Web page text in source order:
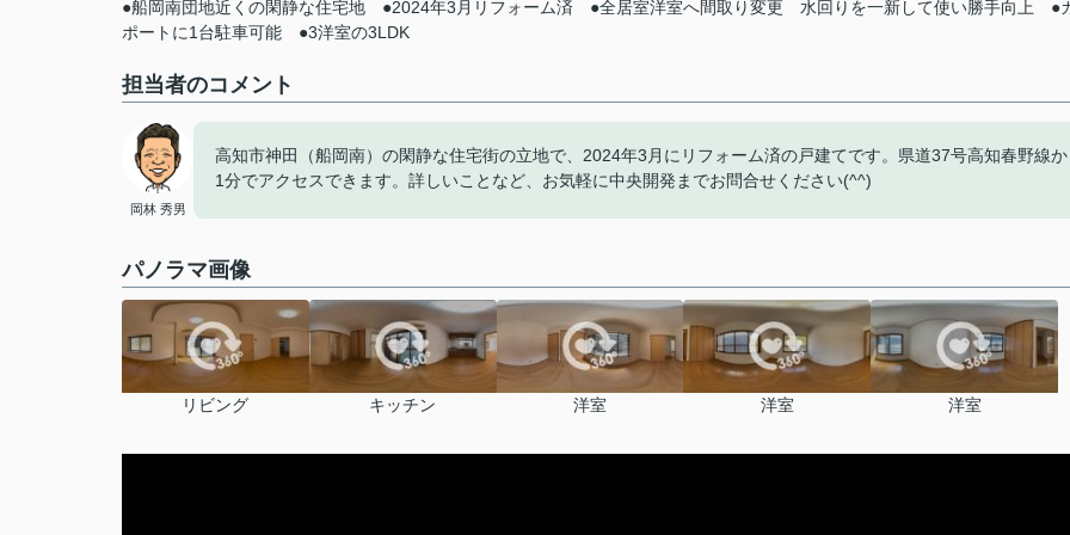
●船岡南団地近くの閑静な住宅地 ●2024年3月リフォーム済 ●全居室洋室へ間取り変更 水回りを一新して使い勝手向上
●
ポートに1台駐車可能
●3洋室の3LDK
担当者のコメント
岡林 秀男
高知市神田（船岡南）の閑静な住宅街の立地で、2024年3月にリフォーム済の戸建てです。県道37号高知春野線
1分でアクセスできます。詳しいことなど、お気軽に中央開発までお問合せください(^^)
パノラマ画像
リビング キッチン 洋室 洋室 洋室